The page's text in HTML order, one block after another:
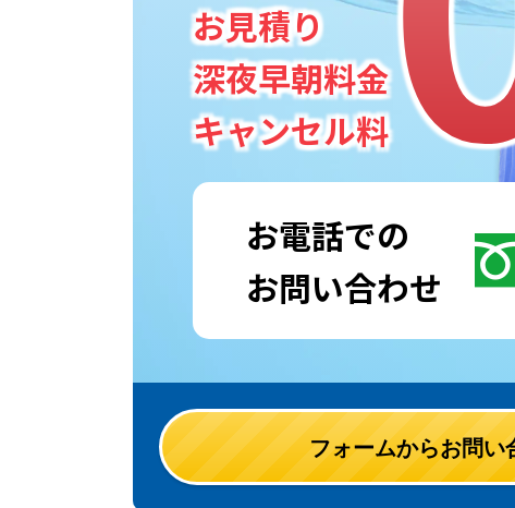
お見積り
深夜早朝料金
キャンセル料
お電話での
お問い合わせ
フォームからお問い